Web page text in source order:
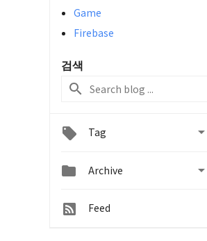
Game
Firebase
검색
Tag 
 Archive 
Feed